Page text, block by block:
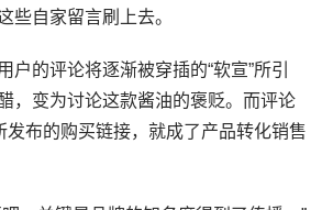
些自家留言刷上去。
户的评论将逐渐被穿插的“软宣”所引
，变为讨论这款酱油的褒贬。而评论
发布的购买链接，就成了产品转化销售